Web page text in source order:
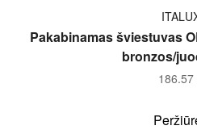
Į
Pakabinamas šviestuvas
bronzos/
186.57